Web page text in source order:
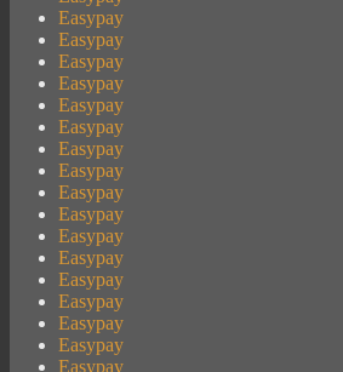
Easypay
Easypay
Easypay
Easypay
Easypay
Easypay
Easypay
Easypay
Easypay
Easypay
Easypay
Easypay
Easypay
Easypay
Easypay
Easypay
Easypay